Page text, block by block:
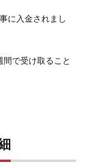
に入金されまし
で受け取ること